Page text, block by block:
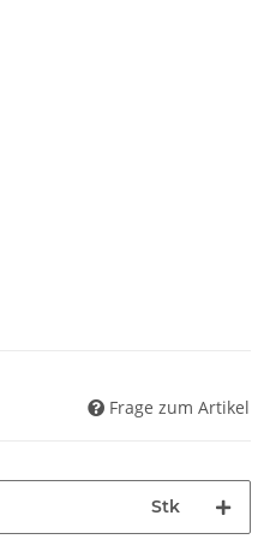
Frage zum Artikel
Stk